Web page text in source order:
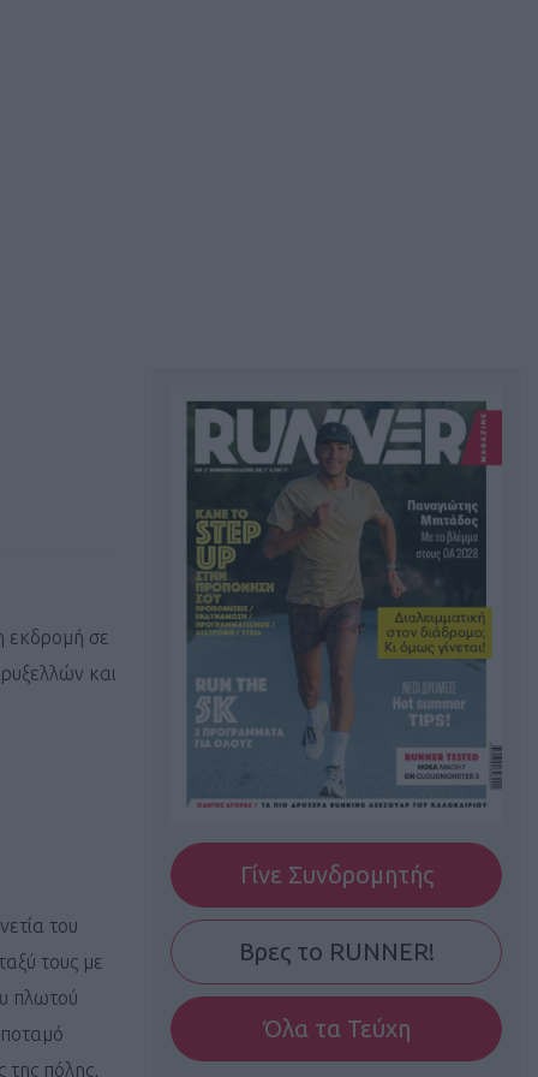
εκδρομή σε
και
του
τους με
πλωτού
της πόλης,
Γίνε Συνδρομητής
Βρες το RUNNER!
Όλα τα Τεύχη